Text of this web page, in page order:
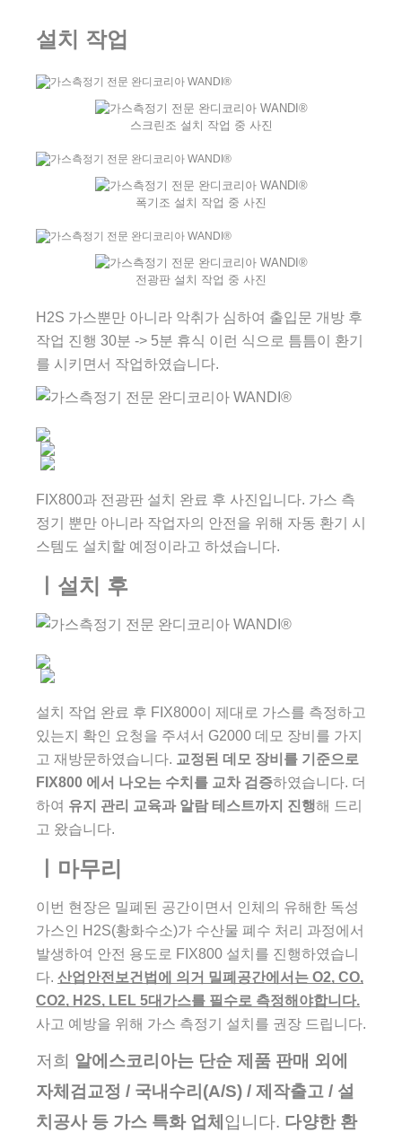
설치 작업
스크린조 설치 작업 중 사진
폭기조 설치 작업 중 사진
전광판 설치 작업 중 사진
H2S 가스뿐만 아니라 악취가 심하여 출입문 개방 후
작업 진행 30분 -> 5분 휴식 이런 식으로 틈틈이 환기
를 시키면서 작업하였습니다.
FIX800과 전광판 설치 완료 후 사진입니다. 가스 측
정기 뿐만 아니라 작업자의 안전을 위해 자동 환기 시
스템도 설치할 예정이라고 하셨습니다.
ㅣ설치 후
설치 작업 완료 후 FIX800이 제대로 가스를 측정하고
있는지 확인 요청을 주셔서 G2000 데모 장비를 가지
고 재방문하였습니다. 교정된 데모 장비를 기준으로
FIX800 에서 나오는 수치를 교차 검증하였습니다. 더
하여 유지 관리 교육과 알람 테스트까지 진행해 드리
고 왔습니다.
ㅣ마무리
이번 현장은 밀폐된 공간이면서 인체의 유해한 독성
가스인 H2S(황화수소)가 수산물 폐수 처리 과정에서
발생하여 안전 용도로 FIX800 설치를 진행하였습니
다. 산업안전보건법에 의거 밀폐공간에서는 O2, CO,
CO2, H2S, LEL 5대가스를 필수로 측정해야합니다.
사고 예방을 위해 가스 측정기 설치를 권장 드립니다.
저희 알에스코리아는 단순 제품 판매 외에
자체검교정 / 국내수리(A/S) / 제작출고 / 설
치공사 등 가스 특화 업체 입니다. 다양한 환